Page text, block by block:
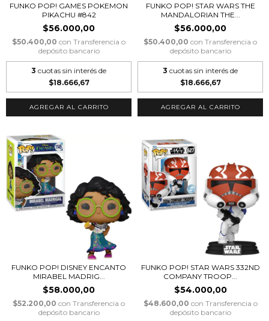
FUNKO POP! GAMES POKEMON
PIKACHU #842
$56.000,00
$50.400,00 con Transferencia o
depósito bancario
3 cuotas sin interés de
$18.666,67
FUNKO POP! STAR WARS THE
MANDALORIAN THE...
$56.000,00
$50.400,00 con Transferencia o
depósito bancario
3 cuotas sin interés de
$18.666,67
FUNKO POP! DISNEY ENCANTO
MIRABEL MADRIG...
$58.000,00
$52.200,00 con Transferencia o
depósito bancario
FUNKO POP! STAR WARS 332ND
COMPANY TROOP...
$54.000,00
$48.600,00 con Transferencia o
depósito bancario